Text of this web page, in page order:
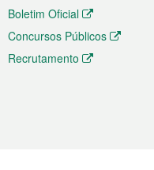
Boletim Oficial
Concursos Públicos
Recrutamento